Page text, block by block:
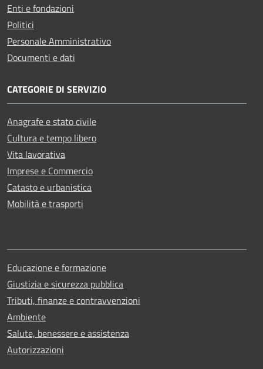
Enti e fondazioni
Politici
Personale Amministrativo
Documenti e dati
CATEGORIE DI SERVIZIO
Anagrafe e stato civile
Cultura e tempo libero
Vita lavorativa
Imprese e Commercio
Catasto e urbanistica
Mobilità e trasporti
Educazione e formazione
Giustizia e sicurezza pubblica
Tributi, finanze e contravvenzioni
Ambiente
Salute, benessere e assistenza
Autorizzazioni